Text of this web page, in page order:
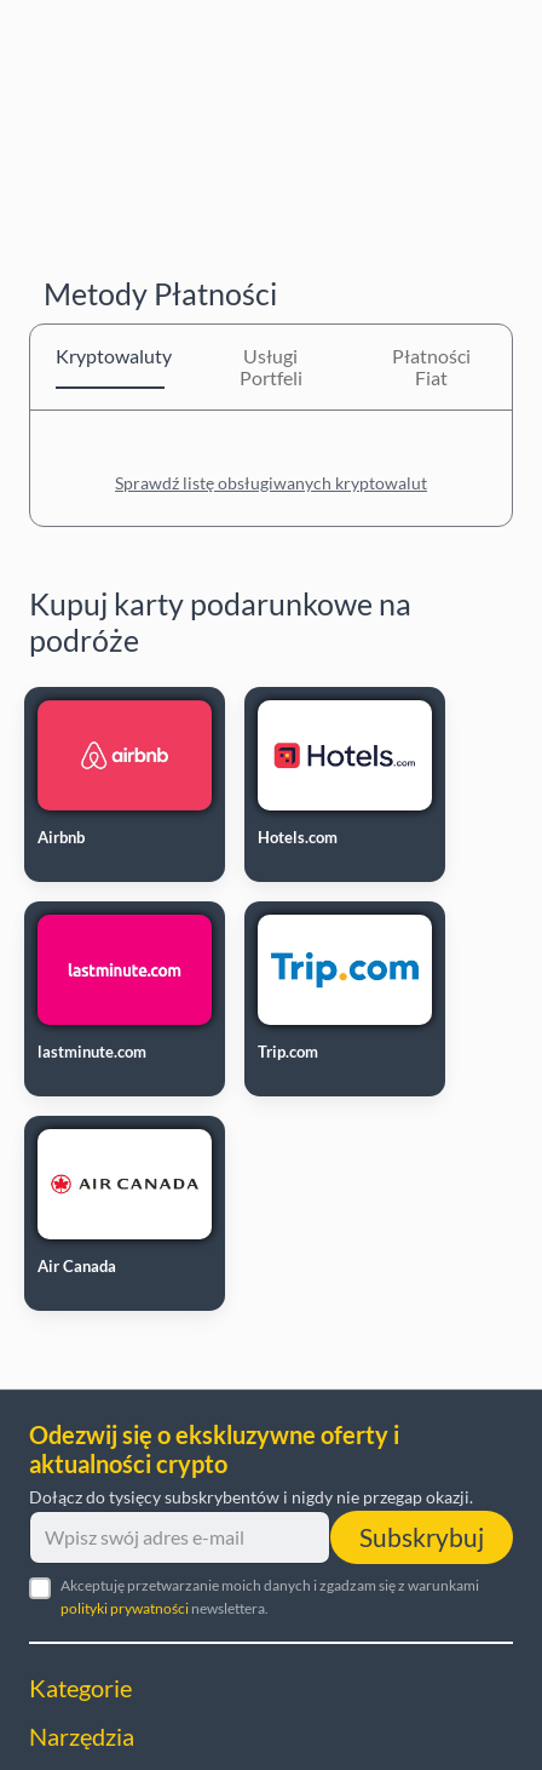
Metody Płatności
Kryptowaluty
Usługi
Portfeli
Płatności
Fiat
Sprawdź listę obsługiwanych kryptowalut
Kupuj karty podarunkowe na
podróże
Airbnb Hotels.com
lastminute.com Trip.com
Air Canada
Odezwij się o ekskluzywne oferty i
aktualności crypto
Dołącz do tysięcy subskrybentów i nigdy nie przegap okazji.
Subskrybuj
Akceptuję przetwarzanie moich danych i zgadzam się z warunkami
polityki prywatności newslettera.
Kategorie
Narzędzia